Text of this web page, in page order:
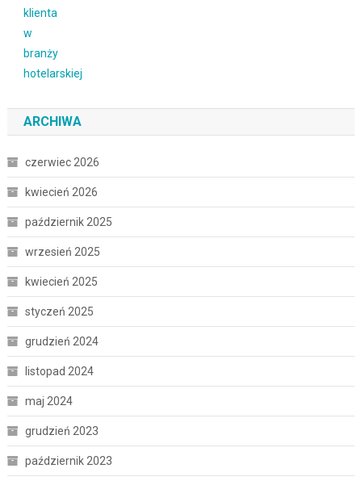
ARCHIWA
czerwiec 2026
kwiecień 2026
październik 2025
wrzesień 2025
kwiecień 2025
styczeń 2025
grudzień 2024
listopad 2024
maj 2024
grudzień 2023
październik 2023